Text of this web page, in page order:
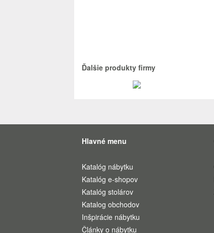
Ďalšie produkty firmy
Hlavné menu
Katalóg nábytku
Katalóg e-shopov
Katalóg stolárov
Katalog obchodov
Inšpirácie nábytku
Články o nábytku